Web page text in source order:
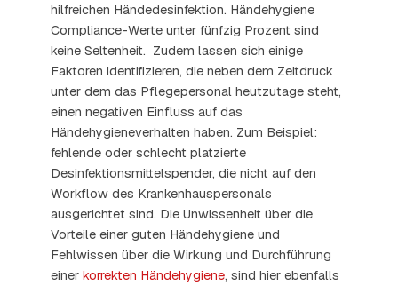
hilfreichen Händedesinfektion. Händehygiene
Compliance-Werte unter fünfzig Prozent sind
keine Seltenheit. Zudem lassen sich einige
Faktoren identifizieren, die neben dem Zeitdruck
unter dem das Pflegepersonal heutzutage steht,
einen negativen Einfluss auf das
Händehygieneverhalten haben. Zum Beispiel:
fehlende oder schlecht platzierte
Desinfektionsmittelspender, die nicht auf den
Workflow des Krankenhauspersonals
ausgerichtet sind. Die Unwissenheit über die
Vorteile einer guten Händehygiene und
Fehlwissen über die Wirkung und Durchführung
einer korrekten Händehygiene, sind hier ebenfalls